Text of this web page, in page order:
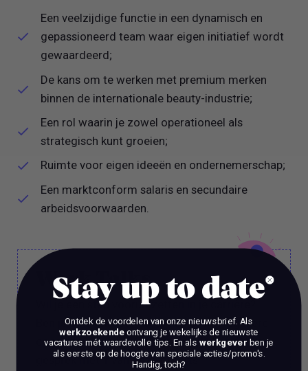
Een veelzijdige functie in een dynamisch en
gepassioneerd team waar eigen initiatief wordt
gewaardeerd;
De kans om te werken met premium merken
binnen de internationale beauty-industrie;
Een rol waarin je zowel operationeel als
strategisch kunt groeien;
Ruimte voor eigen ideeën en ondernemerschap;
Een marktconform salaris en secundaire
arbeidsvoorwaarden.
Work Talks
Wil je een stap vooruit zetten in je carrière?
Ben je op zoek naar meer dan alleen reguliere
coaching? Bij ons, Vacature Via, kun je dan in
gesprek met 1 van onze experts.
Stay up to date
Ontdek de voordelen van onze nieuwsbrief. Als
werkzoekendeontvang je wekelijks de nieuwste
vacatures mét waardevolle tips. En als werkgever ben je
als eerste op de hoogte van speciale acties/promo's.
Handig, toch?